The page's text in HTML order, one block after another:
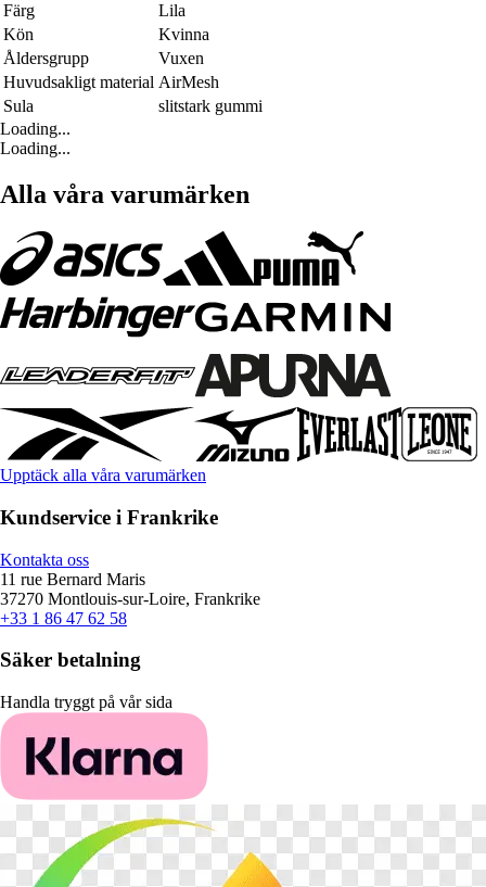
Färg
Lila
Kön
Kvinna
Åldersgrupp
Vuxen
Huvudsakligt material AirMesh
Sula
slitstark gummi
Loading...
Loading...
Alla våra varumärken
Upptäck alla våra varumärken
Kundservice i Frankrike
Kontakta oss
11 rue Bernard Maris
37270 Montlouis-sur-Loire, Frankrike
+33 1 86 47 62 58
Säker betalning
Handla tryggt på vår sida